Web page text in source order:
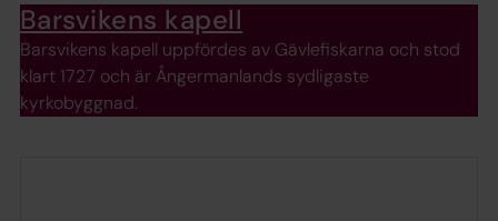
Barsvikens kapell
Barsvikens kapell uppfördes av Gävlefiskarna och stod
klart 1727 och är Ångermanlands sydligaste
kyrkobyggnad.